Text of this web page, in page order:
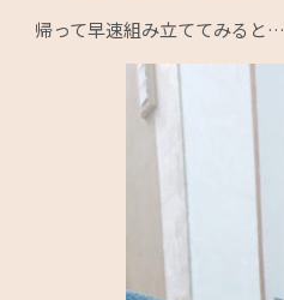
帰って早速組み立ててみると…